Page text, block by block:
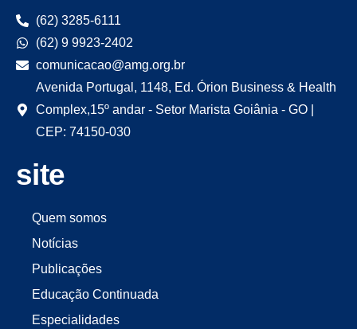
(62) 3285-6111
(62) 9 9923-2402
comunicacao@amg.org.br
Avenida Portugal, 1148, Ed. Órion Business & Health
Complex,15º andar - Setor Marista Goiânia - GO |
CEP: 74150-030
site
Quem somos
Notícias
Publicações
Educação Continuada
Especialidades